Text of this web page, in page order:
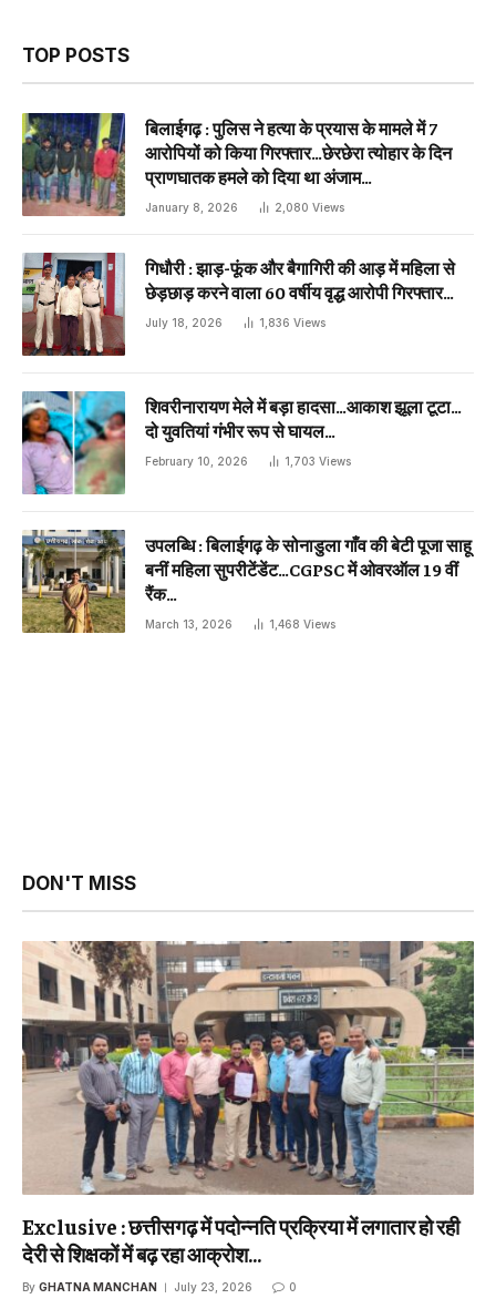
TOP POSTS
बिलाईगढ़ : पुलिस ने हत्या के प्रयास के मामले में 7
आरोपियों को किया गिरफ्तार…छेरछेरा त्योहार के दिन
प्राणघातक हमले को दिया था अंजाम…
January 8, 2026 2,080 Views
गिधौरी : झाड़-फूंक और बैगागिरी की आड़ में महिला से
छेड़छाड़ करने वाला 60 वर्षीय वृद्ध आरोपी गिरफ्तार…
July 18, 2026 1,836 Views
शिवरीनारायण मेले में बड़ा हादसा…आकाश झूला टूटा…
दो युवतियां गंभीर रूप से घायल…
February 10, 2026 1,703 Views
उपलब्धि : बिलाईगढ़ के सोनाडुला गाँव की बेटी पूजा साहू
बनीं महिला सुपरीटेंडेंट…CGPSC में ओवरऑल 19 वीं
रैंक…
March 13, 2026 1,468 Views
DON'T MISS
Exclusive : छत्तीसगढ़ में पदोन्नति प्रक्रिया में लगातार हो रही
देरी से शिक्षकों में बढ़ रहा आक्रोश…
By GHATNA MANCHAN July 23, 2026 0